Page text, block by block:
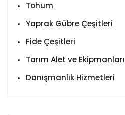
Tohum
Yaprak Gübre Çeşitleri
Fide Çeşitleri
Tarım Alet ve Ekipmanları
Danışmanlık Hizmetleri